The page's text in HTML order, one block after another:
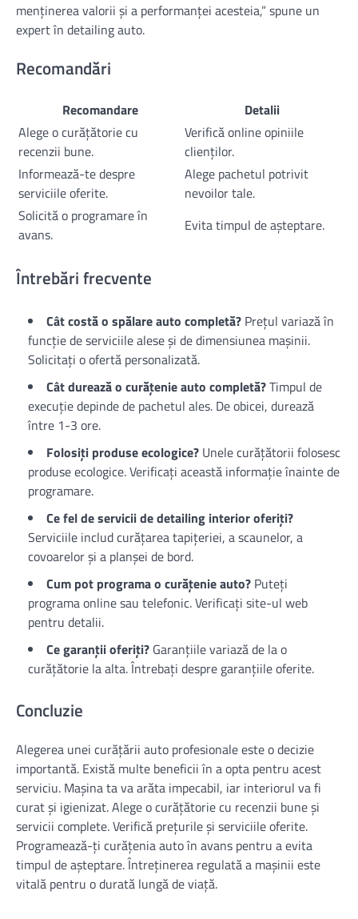
menținerea valorii și a performanței acesteia,” spune un
expert în detailing auto.
Recomandări
Recomandare
Detalii
Alege o curățătorie cu
recenzii bune.
Verifică online opiniile
clienților.
Informează-te despre
serviciile oferite.
Alege pachetul potrivit
nevoilor tale.
Solicită o programare în
avans.
Evita timpul de așteptare.
Întrebări frecvente
Cât costă o spălare auto completă? Prețul variază în
funcție de serviciile alese și de dimensiunea mașinii.
Solicitați o ofertă personalizată.
Cât durează o curățenie auto completă?Timpul de
execuție depinde de pachetul ales. De obicei, durează
între 1-3 ore.
Folosiți produse ecologice? Unele curățătorii folosesc
produse ecologice. Verificați această informație înainte de
programare.
Ce fel de servicii de detailing interior oferiți?
Serviciile includ curățarea tapițeriei, a scaunelor, a
covoarelor și a planșei de bord.
Cum pot programa o curățenie auto? Puteți
programa online sau telefonic. Verificați site-ul web
pentru detalii.
Ce garanții oferiți? Garanțiile variază de la o
curățătorie la alta. Întrebați despre garanțiile oferite.
Concluzie
Alegerea unei curățării auto profesionale este o decizie
importantă. Există multe beneficii în a opta pentru acest
serviciu. Mașina ta va arăta impecabil, iar interiorul va fi
curat și igienizat. Alege o curățătorie cu recenzii bune și
servicii complete. Verifică prețurile și serviciile oferite.
Programează-ți curățenia auto în avans pentru a evita
timpul de așteptare. Întreținerea regulată a mașinii este
vitală pentru o durată lungă de viață.